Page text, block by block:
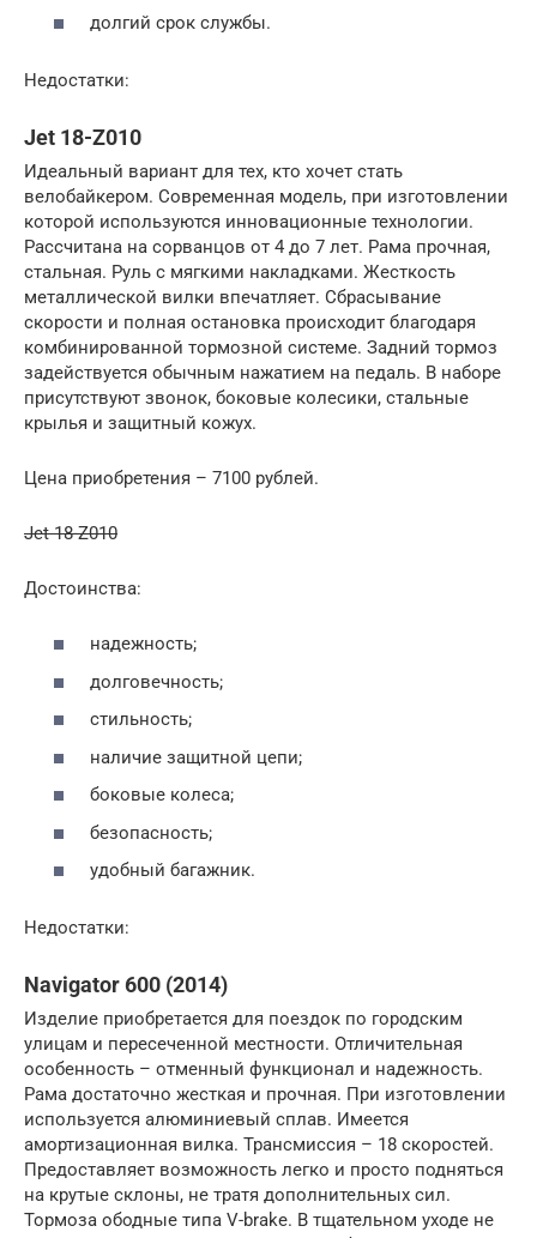
долгий срок службы.
Недостатки:
Jet 18-Z010
Идеальный вариант для тех, кто хочет стать
велобайкером. Современная модель, при изготовлении
которой используются инновационные технологии.
Рассчитана на сорванцов от 4 до 7 лет. Рама прочная,
стальная. Руль с мягкими накладками. Жесткость
металлической вилки впечатляет. Сбрасывание
скорости и полная остановка происходит благодаря
комбинированной тормозной системе. Задний тормоз
задействуется обычным нажатием на педаль. В наборе
присутствуют звонок, боковые колесики, стальные
крылья и защитный кожух.
Цена приобретения – 7100 рублей.
Jet 18-Z010
Достоинства:
надежность;
долговечность;
стильность;
наличие защитной цепи;
боковые колеса;
безопасность;
удобный багажник.
Недостатки:
Navigator 600 (2014)
Изделие приобретается для поездок по городским
улицам и пересеченной местности. Отличительная
особенность – отменный функционал и надежность.
Рама достаточно жесткая и прочная. При изготовлении
используется алюминиевый сплав. Имеется
амортизационная вилка. Трансмиссия – 18 скоростей.
Предоставляет возможность легко и просто подняться
на крутые склоны, не тратя дополнительных сил.
Тормоза ободные типа V-brake. В тщательном уходе не